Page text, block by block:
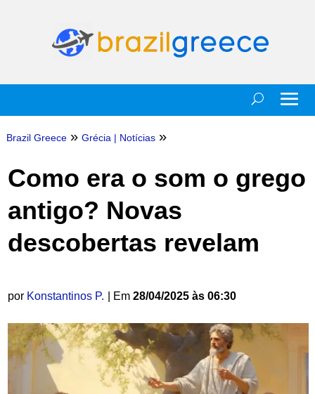
Brazil Greece » Grécia | Notícias »
Como era o som o grego
antigo? Novas
descobertas revelam
por Konstantinos P. | Em 28/04/2025 às 06:30